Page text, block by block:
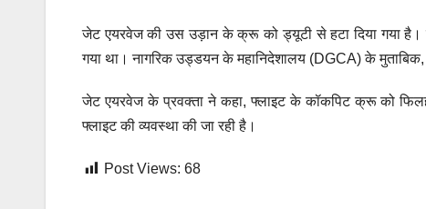
जेट एयरवेज की उस उड़ान के क्रू को ड्यूटी से हटा दिया गया है।
गया था। नागरिक उड्डयन के महानिदेशालय (DGCA) के
जेट एयरवेज के प्रवक्ता ने कहा, फ्लाइट के कॉकपिट क्रू को
फ्लाइट की व्यवस्था की जा रही है।
Post Views: 68